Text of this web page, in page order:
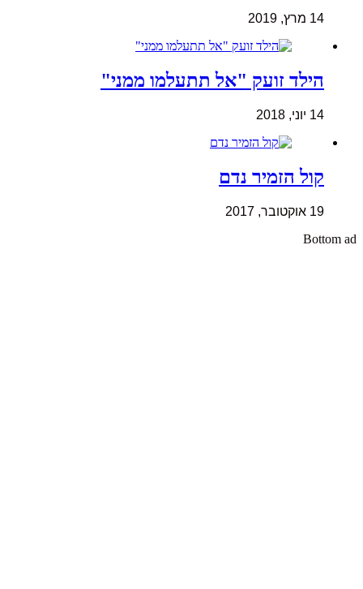
14 מרץ, 2019
הילד זועק "אל תתעלמו ממני"
14 יוני, 2018
קול הזמיר נדם
19 אוקטובר, 2017
Bottom ad